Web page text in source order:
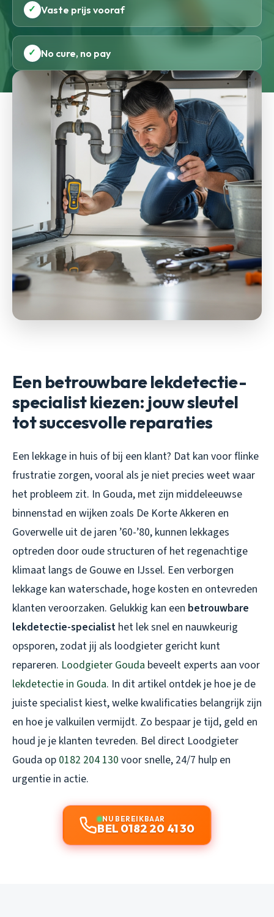
✓ Vaste prijs vooraf
✓ No cure, no pay
Een betrouwbare lekdetectie-
specialist kiezen: jouw sleutel
tot succesvolle reparaties
Een lekkage in huis of bij een klant? Dat kan voor flinke
frustratie zorgen, vooral als je niet precies weet waar
het probleem zit. In Gouda, met zijn middeleeuwse
binnenstad en wijken zoals De Korte Akkeren en
Goverwelle uit de jaren ’60-’80, kunnen lekkages
optreden door oude structuren of het regenachtige
klimaat langs de Gouwe en IJssel. Een verborgen
lekkage kan waterschade, hoge kosten en ontevreden
klanten veroorzaken. Gelukkig kan een betrouwbare
lekdetectie-specialist het lek snel en nauwkeurig
opsporen, zodat jij als loodgieter gericht kunt
repareren. Loodgieter Gouda beveelt experts aan voor
lekdetectie in Gouda. In dit artikel ontdek je hoe je de
juiste specialist kiest, welke kwalificaties belangrijk zijn
en hoe je valkuilen vermijdt. Zo bespaar je tijd, geld en
houd je je klanten tevreden. Bel direct Loodgieter
Gouda op 0182 204 130 voor snelle, 24/7 hulp en
urgentie in actie.
NU BEREIKBAAR
BEL 0182 20 41 30